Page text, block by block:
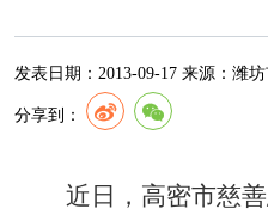
发表日期： 2013-09-17 来源： 潍
分享到：
近日，高密市慈